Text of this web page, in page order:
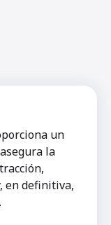
un
la
en definitiva,